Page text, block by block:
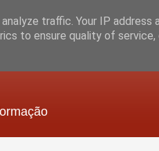
traffic. Your IP address
to ensure quality of service,